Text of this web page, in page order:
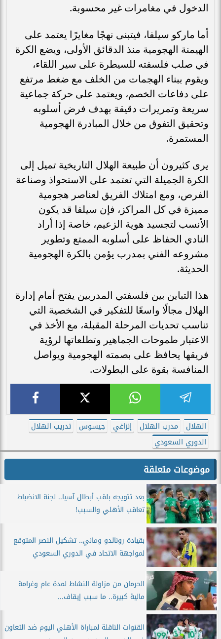
الدخول في مغامرات غير محسوبة.
أما ماركو سيلفا، فيتبنى نهجًا مغايرًا يعتمد على
الهيمنة الهجومية منذ الدقائق الأولى، ويضع الكرة
في صلب فلسفته للسيطرة على سير اللقاء،
ويقوم ببناء الهجمات من الخلف مع ضغط مرتفع
على دفاعات الخصم، ويعتمد على حركة جماعية
سريعة وتمريرات دقيقة بهدف فرض أسلوبه
وتحقيق التفوق من خلال المبادرة الهجومية
المستمرة.
يرى كثيرون أن طبيعة الهلال التاريخية تميل إلى
الكرة الجميلة التي تعتمد على الاستحواذ وصناعة
الفرص، ومع امتلاك الفريق لعناصر هجومية
مميزة في كل المراكز، فإن سيلفا قد يكون
الأنسب لتجسيد هوية الزعيم، خاصة إذا أراد
النادي الحفاظ على أسلوبه الممتع وتطوير
مشروعه الفني بمدرب يؤمن بالكرة الهجومية
الحديثة.
هذا التباين بين فلسفتي المدربين يفتح أمام إدارة
الهلال مجالًا واسعًا للتفكير في الشخصية التي
تناسب تحديات المرحلة المقبلة، مع الأخذ في
الاعتبار طموحات الجماهير وتطلعاتها لرؤية
فريقها يحافظ على بصمته الهجومية ويواصل
المنافسة بقوة على البطولات.
الهلال مدرب الهلال إنزاغي جيسوس
تدريب الهلال
الدوري السعودي
موضوعات متعلقة
بعد تتويجه بلقب أبطال آسيا.. لجنة الانضباط
تعاقب الأهلي والسبب!
بقيادة رونالدو وماني.. تشكيل النصر المتوقع
لمواجهة الاتحاد في الدوري السعودي
الحرمان من مزاولة النشاط لمدة عام وغرامة
مالية كبيرة.. ما سبب إيقاف...
القنوات الناقلة لمباراة الأهلي اليوم ضد التعاون